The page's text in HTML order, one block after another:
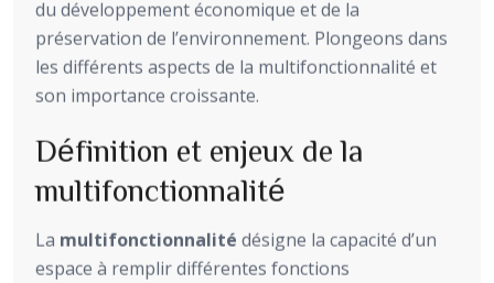
du développement économique et de la
préservation de l’environnement. Plongeons dans
les différents aspects de la multifonctionnalité et
son importance croissante.
Définition et enjeux de la
multifonctionnalité
La multifonctionnalité désigne la capacité d’un
espace à remplir différentes fonctions